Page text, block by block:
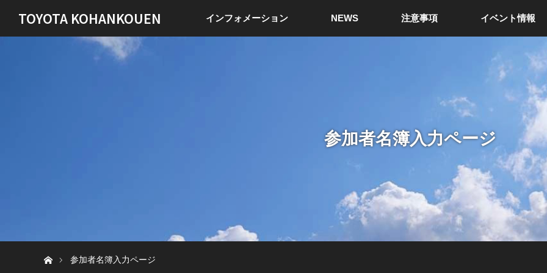
TOYOTA KOHANKOUEN インフォメーション NEWS 注意事項 イベント情報
参加者名簿入力ページ
参加者名簿入力ページ